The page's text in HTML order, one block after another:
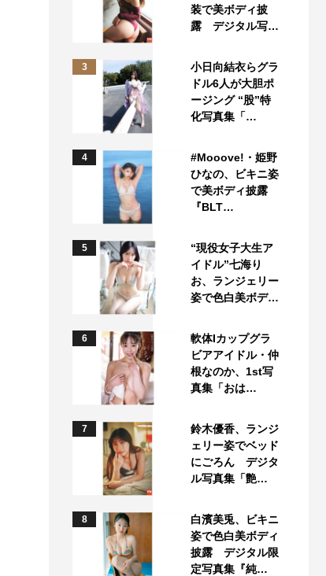
装で美ボディ披
露 デジタル写…
3
小日向結衣らグラ
ドル6人が大胆ポ
ージング “股”特
化写真集「…
4
#Mooove!・姫野
ひなの、ビキニ姿
で美ボディ披露
『BLT…
5
“現役女子大生ア
イドル”七海り
お、ランジェリー
姿で色白美ボデ…
6
軟体Iカップグラ
ビアアイドル・仲
根なのか、1st写
真集「おは…
7
鈴木優香、ランジ
ェリー姿でベッド
にごろん デジタ
ル写真集「艶…
8
白濱美兎、ビキニ
姿で色白美ボディ
披露 デジタル限
定写真集『純…